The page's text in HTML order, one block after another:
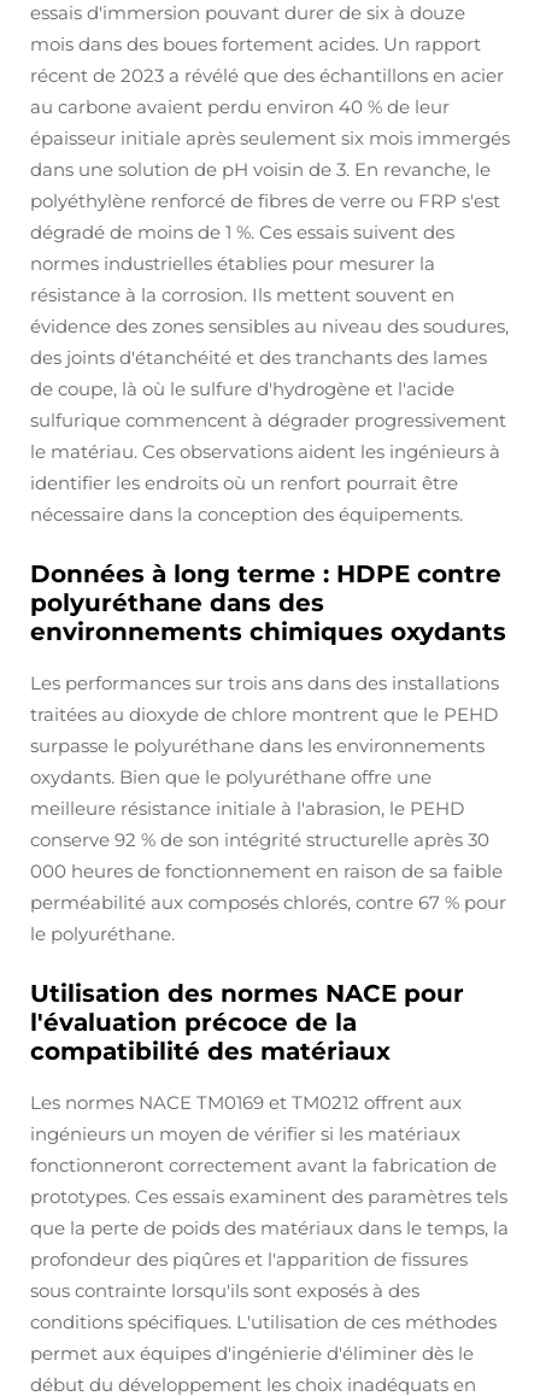
essais d'immersion pouvant durer de six à douze
mois dans des boues fortement acides. Un rapport
récent de 2023 a révélé que des échantillons en acier
au carbone avaient perdu environ 40 % de leur
épaisseur initiale après seulement six mois immergés
dans une solution de pH voisin de 3. En revanche, le
polyéthylène renforcé de fibres de verre ou FRP s'est
dégradé de moins de 1 %. Ces essais suivent des
normes industrielles établies pour mesurer la
résistance à la corrosion. Ils mettent souvent en
évidence des zones sensibles au niveau des soudures,
des joints d'étanchéité et des tranchants des lames
de coupe, là où le sulfure d'hydrogène et l'acide
sulfurique commencent à dégrader progressivement
le matériau. Ces observations aident les ingénieurs à
identifier les endroits où un renfort pourrait être
nécessaire dans la conception des équipements.
Données à long terme : HDPE contre
polyuréthane dans des
environnements chimiques oxydants
Les performances sur trois ans dans des installations
traitées au dioxyde de chlore montrent que le PEHD
surpasse le polyuréthane dans les environnements
oxydants. Bien que le polyuréthane offre une
meilleure résistance initiale à l'abrasion, le PEHD
conserve 92 % de son intégrité structurelle après 30
000 heures de fonctionnement en raison de sa faible
perméabilité aux composés chlorés, contre 67 % pour
le polyuréthane.
Utilisation des normes NACE pour
l'évaluation précoce de la
compatibilité des matériaux
Les normes NACE TM0169 et TM0212 offrent aux
ingénieurs un moyen de vérifier si les matériaux
fonctionneront correctement avant la fabrication de
prototypes. Ces essais examinent des paramètres tels
que la perte de poids des matériaux dans le temps, la
profondeur des piqûres et l'apparition de fissures
sous contrainte lorsqu'ils sont exposés à des
conditions spécifiques. L'utilisation de ces méthodes
permet aux équipes d'ingénierie d'éliminer dès le
début du développement les choix inadéquats en